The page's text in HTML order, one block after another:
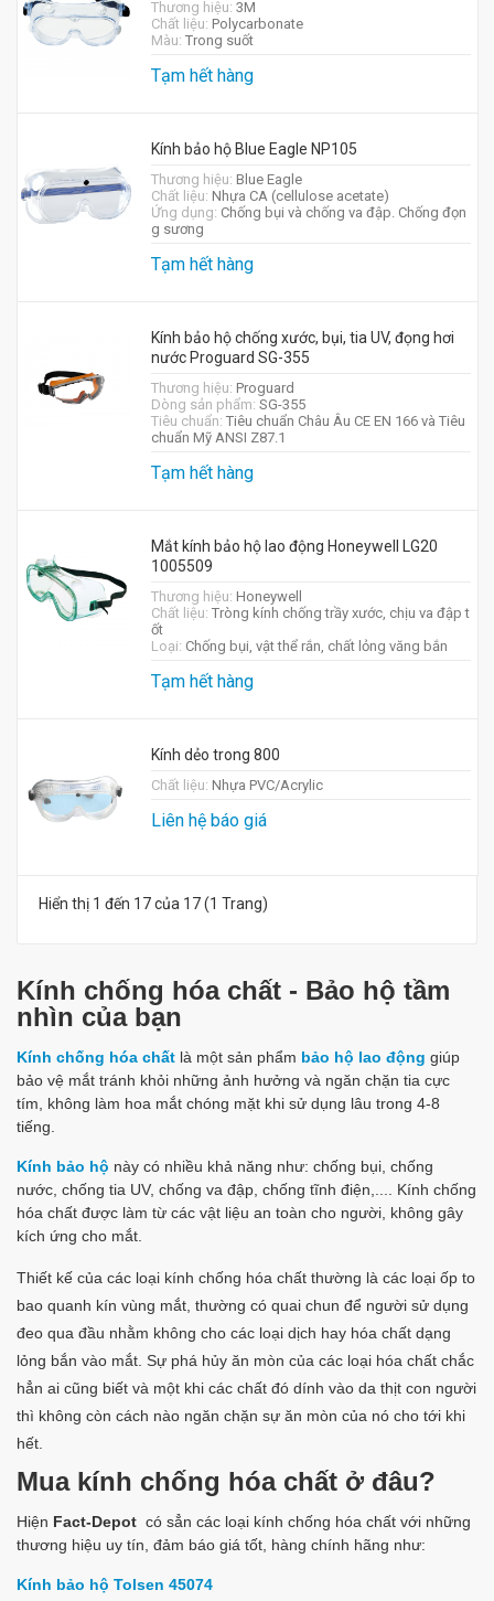
Thương hiệu: 3M
Chất liệu: Polycarbonate
Màu: Trong suốt
Tạm hết hàng
Kính bảo hộ Blue Eagle NP105
Thương hiệu: Blue Eagle
Chất liệu: Nhựa CA (cellulose acetate)
Ứng dụng: Chống bụi và chống va đập. Chống đọn
g sương
Tạm hết hàng
Kính bảo hộ chống xước, bụi, tia UV, đọng hơi
nước Proguard SG-355
Thương hiệu: Proguard
Dòng sản phẩm: SG-355
Tiêu chuẩn: Tiêu chuẩn Châu Âu CE EN 166 và Tiêu
chuẩn Mỹ ANSI Z87.1
Tạm hết hàng
Mắt kính bảo hộ lao động Honeywell LG20
1005509
Thương hiệu: Honeywell
Chất liệu: Tròng kính chống trầy xước, chịu va đập t
ốt
Loại: Chống bụi, vật thể rắn, chất lỏng văng bắn
Tạm hết hàng
Kính dẻo trong 800
Chất liệu: Nhựa PVC/Acrylic
Liên hệ báo giá
Hiển thị 1 đến 17 của 17 (1 Trang)
Kính chống hóa chất - Bảo hộ tầm
nhìn của bạn
Kính chống hóa chất là một sản phẩm bảo hộ lao động giúp
bảo vệ mắt tránh khỏi những ảnh hưởng và ngăn chặn tia cực
tím, không làm hoa mắt chóng mặt khi sử dụng lâu trong 4-8
tiếng.
Kính bảo hộ này có nhiều khả năng như: chống bụi, chống
nước, chống tia UV, chống va đập, chống tĩnh điện,.... Kính chống
hóa chất được làm từ các vật liệu an toàn cho người, không gây
kích ứng cho mắt.
Thiết kế của các loại kính chống hóa chất thường là các loại ốp to
bao quanh kín vùng mắt, thường có quai chun để người sử dụng
đeo qua đầu nhằm không cho các loại dịch hay hóa chất dạng
lỏng bắn vào mắt. Sự phá hủy ăn mòn của các loại hóa chất chắc
hẳn ai cũng biết và một khi các chất đó dính vào da thịt con người
thì không còn cách nào ngăn chặn sự ăn mòn của nó cho tới khi
hết.
Mua kính chống hóa chất ở đâu?
Hiện Fact-Depot có sẳn các loại kính chống hóa chất với những
thương hiệu uy tín, đảm báo giá tốt, hàng chính hãng như:
Kính bảo hộ Tolsen 45074